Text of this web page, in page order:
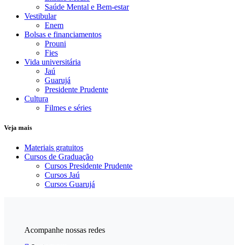
Saúde Mental e Bem-estar
Vestibular
Enem
Bolsas e financiamentos
Prouni
Fies
Vida universitária
Jaú
Guarujá
Presidente Prudente
Cultura
Filmes e séries
Veja mais
Materiais gratuitos
Cursos de Graduação
Cursos Presidente Prudente
Cursos Jaú
Cursos Guarujá
Acompanhe nossas redes